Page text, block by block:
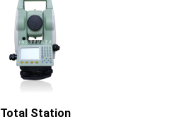
Total Station